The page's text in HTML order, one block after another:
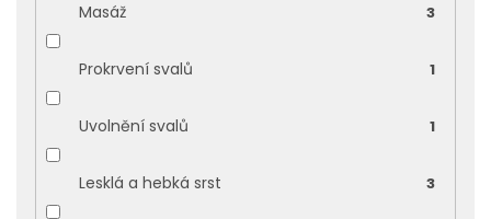
Masáž 3
Prokrvení svalů 1
Uvolnění svalů 1
Lesklá a hebká srst 3